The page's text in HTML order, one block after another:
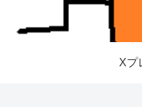
Xプ